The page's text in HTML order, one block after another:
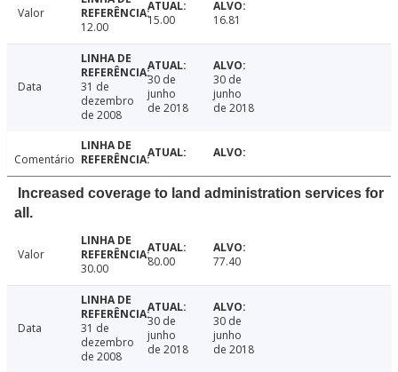
Valor
12.00
15.00 16.81
Data
31 de
dezembro
de 2008
30 de
junho
de 2018
30 de
junho
de 2018
Comentário
Increased coverage to land administration services for
all.
Valor
30.00
80.00 77.40
Data
31 de
dezembro
de 2008
30 de
junho
de 2018
30 de
junho
de 2018